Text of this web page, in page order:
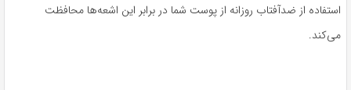
استفاده از ضدآفتاب روزانه از پوست شما در برابر این اشعه‌ها محافظت
می‌کند.